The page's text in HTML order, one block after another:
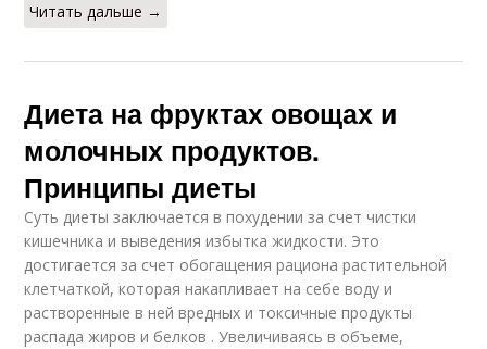
Читать дальше →
Диета на фруктах овощах и
молочных продуктов.
Принципы диеты
Суть диеты заключается в похудении за счет чистки
кишечника и выведения избытка жидкости. Это
достигается за счет обогащения рациона растительной
клетчаткой, которая накапливает на себе воду и
растворенные в ней вредных и токсичные продукты
распада жиров и белков . Увеличиваясь в объеме,